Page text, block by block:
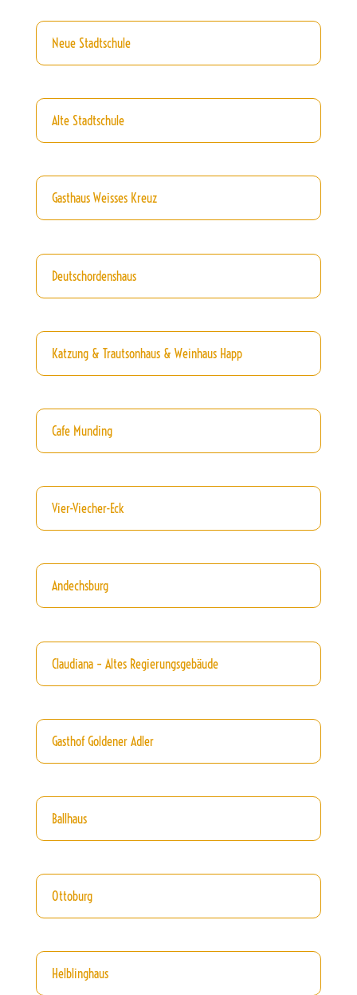
Neue Stadtschule
Alte Stadtschule
Gasthaus Weisses Kreuz
Deutschordenshaus
Katzung & Trautsonhaus & Weinhaus Happ
Cafe Munding
Vier-Viecher-Eck
Andechsburg
Claudiana – Altes Regierungsgebäude
Gasthof Goldener Adler
Ballhaus
Ottoburg
Helblinghaus